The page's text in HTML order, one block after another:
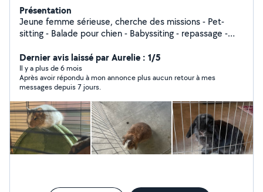
Présentation
Jeune femme sérieuse, cherche des missions - Pet-
sitting - Balade pour chien - Babyssiting - repassage -
Dernier avis laissé par Aurelie : 1/5
Il y a plus de 6 mois
Après avoir répondu à mon annonce plus aucun retour à mes
messages depuis 7 jours.